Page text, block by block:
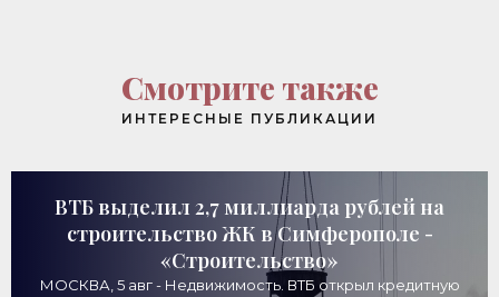
Смотрите также
ИНТЕРЕСНЫЕ ПУБЛИКАЦИИ
ВТБ выделил 2,7 миллиарда рублей на
строительство ЖК в Симферополе -
«Строительство»
МОСКВА, 5 авг - Недвижимость. ВТБ открыл кредитную